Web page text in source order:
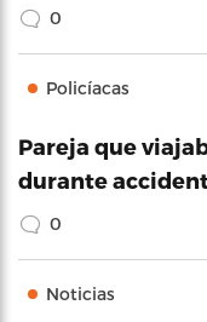
0
Policíacas
Pareja que
durante
0
Noticias